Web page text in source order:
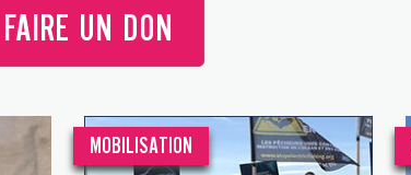
FAIRE UN DON
MOBILISATION